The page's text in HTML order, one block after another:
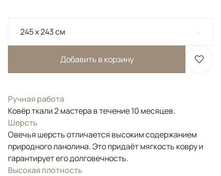
245 x 243 см
Добавить в корзину
Ручная работа
Ковёр ткали 2 мастера в течение 10 месяцев.
Шерсть
Овечья шерсть отличается высоким содержанием
природного ланолина. Это придаёт мягкость ковру и
гарантирует его долговечность.
Высокая плотность